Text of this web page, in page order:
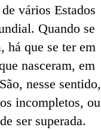
vários Estados
Quando se
há que se ter em
nasceram, em
nesse sentido,
incompletos, ou
ser superada.